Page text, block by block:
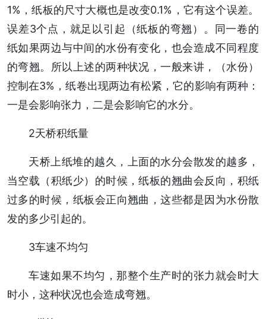
1%，纸板的尺寸大概也是改变0.1%，它有这个误差。
误差3个点，就足以引起（纸板的弯翘）。同一卷的
纸如果两边与中间的水份有变化，也会造成不同程度
的弯翘。所以上述的两种状况，一般来讲，（水份）
控制在3%，纸卷出现两边有松紧，它的影响有两种：
一是会影响张力，二是会影响它的水分。
2天桥积纸量
天桥上纸堆的越久，上面的水分会散发的越多，
当空载（积纸少）的时候，纸板的翘曲会反向，积纸
过多的时候，纸板会正向翘曲，这些都是因为水份散
发的多少引起的。
3车速不均匀
车速如果不均匀，那整个生产时的张力就会时大
时小，这种状况也会造成弯翘。